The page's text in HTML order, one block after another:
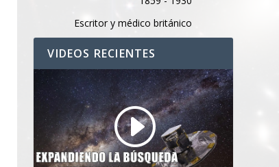
Escritor y médico británico
VIDEOS RECIENTES